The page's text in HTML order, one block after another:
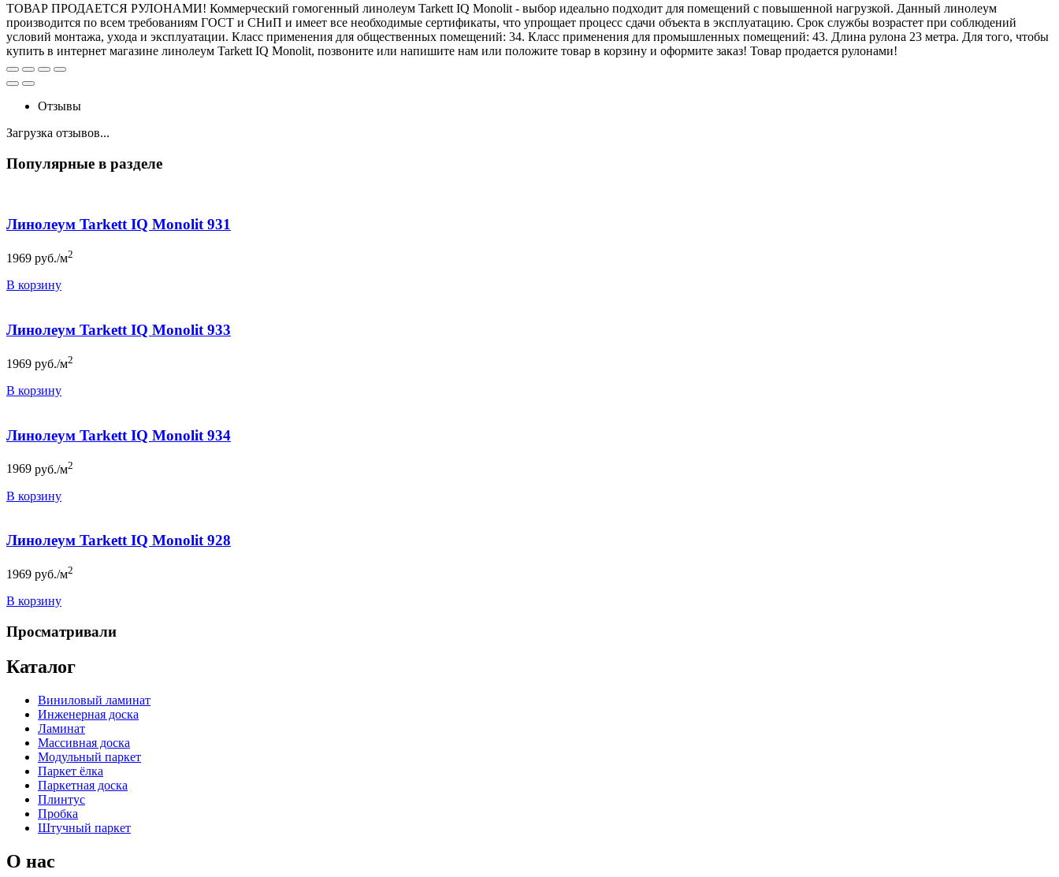
ТОВАР ПРОДАЕТСЯ РУЛОНАМИ! Коммерческий гомогенный линолеум Tarkett IQ Monolit - выбор идеально подходит для помещений с повышенной нагрузкой. Данный линолеум
производится по всем требованиям ГОСТ и СНиП и имеет все необходимые сертификаты, что упрощает процесс сдачи объекта в эксплуатацию. Срок службы возрастет при соблюдений
условий монтажа, ухода и эксплуатации. Класс применения для общественных помещений: 34. Класс применения для промышленных помещений: 43. Длина рулона 23 метра. Для того, чтобы
купить в интернет магазине линолеум Tarkett IQ Monolit, позвоните или напишите нам или положите товар в корзину и оформите заказ! Товар продается рулонами!
Отзывы
Загрузка отзывов...
Популярные в разделе
Линолеум Tarkett IQ Monolit 931
1969 руб./м2
В корзину
Линолеум Tarkett IQ Monolit 933
1969 руб./м2
В корзину
Линолеум Tarkett IQ Monolit 934
1969 руб./м2
В корзину
Линолеум Tarkett IQ Monolit 928
1969 руб./м2
В корзину
Просматривали
Каталог
Виниловый ламинат
Инженерная доска
Ламинат
Массивная доска
Модульный паркет
Паркет ёлка
Паркетная доска
Плинтус
Пробка
Штучный паркет
О нас